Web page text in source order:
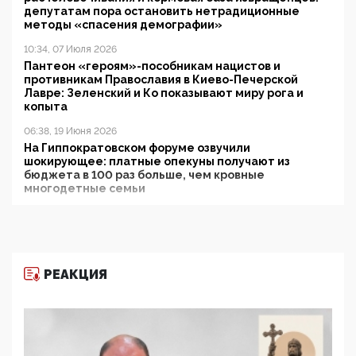
депутатам пора остановить нетрадиционные
методы «спасения демографии»
10:34, 07 Июля 2026
Пантеон «героям»-пособникам нацистов и
противникам Православия в Киево-Печерской
Лавре: Зеленский и Ко показывают миру рога и
копыта
06:38, 19 Июня 2026
На Гиппократовском форуме озвучили
шокирующее: платные опекуны получают из
бюджета в 100 раз больше, чем кровные
многодетные семьи
11:53, 09 Июня 2026
деятельность ИИТО ЮНЕСКО в России, но
цифроглобалисты продолжают определять
повестку в образовании
РЕАКЦИЯ